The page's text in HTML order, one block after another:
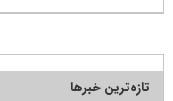
تازه‌ترین خبرها